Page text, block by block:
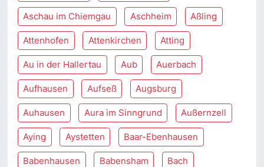
Aschau im Chiemgau Aschheim Aßling
Attenhofen Attenkirchen Atting
Au in der Hallertau Aub Auerbach
Aufhausen Aufseß Augsburg
Auhausen Aura im Sinngrund Außernzell
Aying Aystetten Baar-Ebenhausen
Babenhausen Babensham Bach